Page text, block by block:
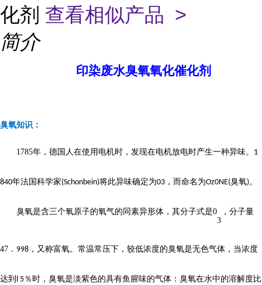
化剂 查看相似产品 >
简介
印染废水臭氧氧化催化剂
臭氧知识：
1785年，德国人在使用电机时，发现在电机放电时产生一种异味。 1
840年法国科学家(Schonbein)将此异味确定为03 ，而命名为Oz0NE(臭氧)。
臭氧是含三个氧原子的氧气的同素异形体，其分子式是0
3
，分子量
47 ． 998 ，又称富氧。常温常压下，较低浓度的臭氧是无色气体，当浓度
达到 l 5％时，臭氧是淡紫色的具有鱼腥味的气体：臭氧在水中的溶解度比